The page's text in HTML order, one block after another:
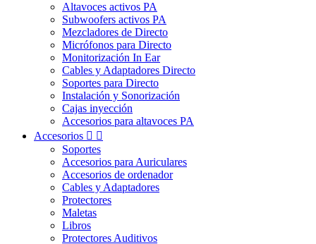
Altavoces activos PA
Subwoofers activos PA
Mezcladores de Directo
Micrófonos para Directo
Monitorización In Ear
Cables y Adaptadores Directo
Soportes para Directo
Instalación y Sonorización
Cajas inyección
Accesorios para altavoces PA
Accesorios  
Soportes
Accesorios para Auriculares
Accesorios de ordenador
Cables y Adaptadores
Protectores
Maletas
Libros
Protectores Auditivos